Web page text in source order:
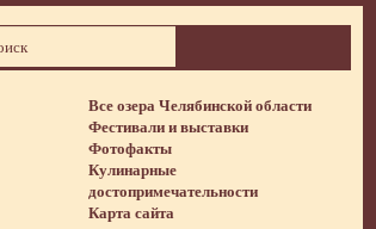
Все озера Челябинской области
Фестивали и выставки
Фотофакты
Кулинарные
достопримечательности
Карта сайта